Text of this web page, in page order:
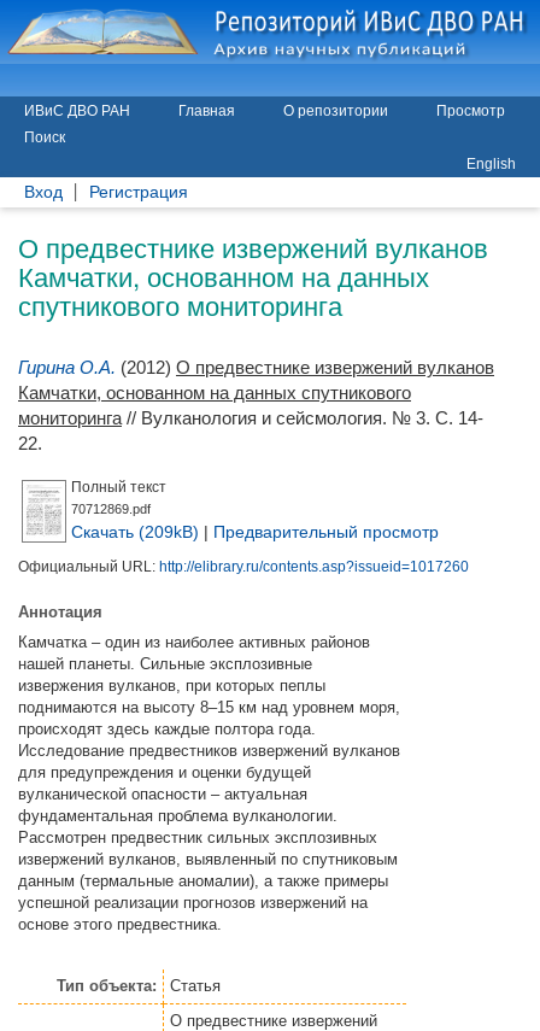
ИВиС ДВО РАН Главная О репозитории
Просмотр
Поиск
English
Вход Регистрация
О предвестнике извержений вулканов
Камчатки, основанном на данных
спутникового мониторинга
Гирина О.А. (2012) О предвестнике извержений вулканов
Камчатки, основанном на данных спутникового
мониторинга // Вулканология и сейсмология. № 3. С. 14-
22.
Полный текст
70712869.pdf
Скачать (209kB) | Предварительный просмотр
Официальный URL: http://elibrary.ru/contents.asp?issueid=1017260
Аннотация
Камчатка – один из наиболее активных районов
нашей планеты. Сильные эксплозивные
извержения вулканов, при которых пеплы
поднимаются на высоту 8–15 км над уровнем моря,
происходят здесь каждые полтора года.
Исследование предвестников извержений вулканов
для предупреждения и оценки будущей
вулканической опасности – актуальная
фундаментальная проблема вулканологии.
Рассмотрен предвестник сильных эксплозивных
извержений вулканов, выявленный по спутниковым
данным (термальные аномалии), а также примеры
успешной реализации прогнозов извержений на
основе этого предвестника.
Тип объекта: Статья
О предвестнике извержений